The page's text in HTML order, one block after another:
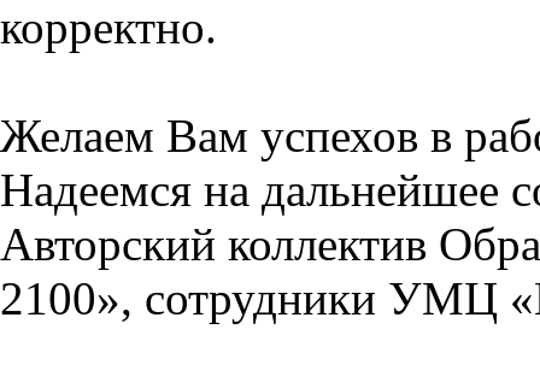
корректно.
Желаем Вам успехов в
Надеемся на дальнейшее
Авторский коллектив
2100», сотрудники УМЦ